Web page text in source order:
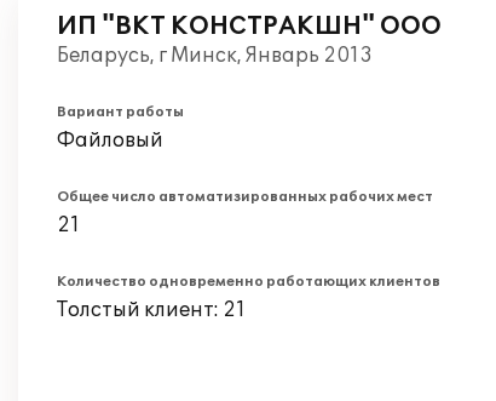
ИП "ВКТ КОНСТРАКШН" ООО
Беларусь, г Минск, Январь 2013
Вариант работы
Файловый
Общее число автоматизированных рабочих мест
21
Количество одновременно работающих клиентов
Толстый клиент: 21